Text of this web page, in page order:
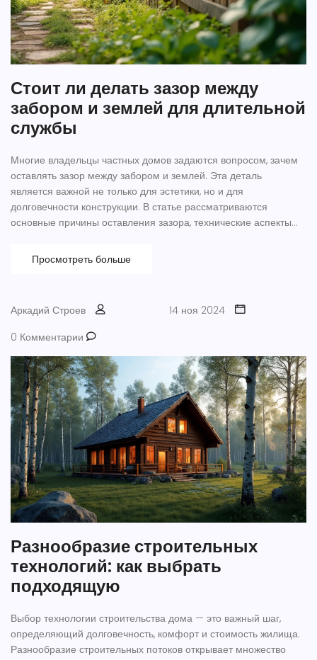
Стоит ли делать зазор между
забором и землей для длительной
службы
Многие владельцы частных домов задаются вопросом, зачем
оставлять зазор между забором и землей. Эта деталь
является важной не только для эстетики, но и для
долговечности конструкции. В статье рассматриваются
основные причины оставления зазора, технические аспекты
правильно выбрать и установить забор, чтобы он прослужил
Просмотреть больше
Аркадий Строев
14 ноя 2024
0 Комментарии
Разнообразие строительных
технологий: как выбрать
подходящую
Выбор технологии строительства дома — это важный шаг,
определяющий долговечность, комфорт и стоимость жилища.
Разнообразие строительных потоков открывает множество